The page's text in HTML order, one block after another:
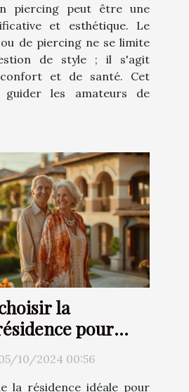
piercing peut être une
et esthétique. Le
de piercing ne se limite
de style ; il s'agit
et de santé. Cet
guider les amateurs de
la
pour
en fonction
?
10/2024 00:56
la résidence idéale pour